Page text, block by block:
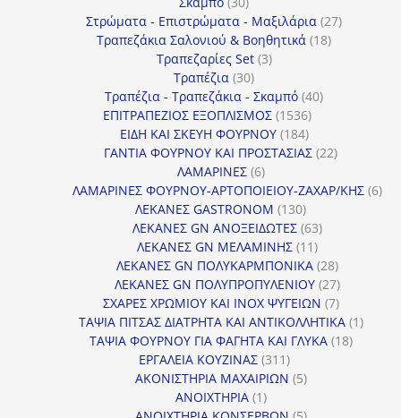
προϊόντα
Στρώματα - Επιστρώματα - Μαξιλάρια 2727
Τραπεζάκια Σαλονιού & Βοηθητικά 1818
Τραπεζαρίες Set 33
Τραπέζια 3030
προϊόντα
Τραπέζια - Τραπεζάκια - Σκαμπό 4040
ΕΠΙΤΡΑΠΕΖΙΟΣ ΕΞΟΠΛΙΣΜΟΣ 15361536
προϊόντα
ΕΙΔΗ ΚΑΙ ΣΚΕΥΗ ΦΟΥΡΝΟΥ 184184
προϊόντα
ΓΑΝΤΙΑ ΦΟΥΡΝΟΥ ΚΑΙ ΠΡΟΣΤΑΣΙΑΣ 2222
ΛΑΜΑΡΙΝΕΣ 66
προϊόντα
ΛΑΜΑΡΙΝΕΣ ΦΟΥΡΝΟΥ-ΑΡΤΟΠΟΙΕΙΟΥ-ΖΑΧΑΡ/ΚΗΣ 66
ΛΕΚΑΝΕΣ GASTRONOM 130130
προϊόντα
ΛΕΚΑΝΕΣ GN ΑΝΟΞΕΙΔΩΤΕΣ 6363
ΛΕΚΑΝΕΣ GN ΜΕΛΑΜΙΝΗΣ 1111
προϊόντα
ΛΕΚΑΝΕΣ GN ΠΟΛΥΚΑΡΜΠΟΝΙΚΑ 2828
προϊόντα
ΛΕΚΑΝΕΣ GN ΠΟΛΥΠΡΟΠΥΛΕΝΙΟΥ 2727
προϊόντα
ΣΧΑΡΕΣ ΧΡΩΜΙΟΥ ΚΑΙ INOX ΨΥΓΕΙΩΝ 77
προϊόντα
ΤΑΨΙΑ ΠΙΤΣΑΣ ΔΙΑΤΡΗΤΑ ΚΑΙ ΑΝΤΙΚΟΛΛΗΤΙΚΑ 11
ΤΑΨΙΑ ΦΟΥΡΝΟΥ ΓΙΑ ΦΑΓΗΤΑ ΚΑΙ ΓΛΥΚΑ 1818
ΕΡΓΑΛΕΙΑ ΚΟΥΖΙΝΑΣ 311311
προϊόντα
ΑΚΟΝΙΣΤΗΡΙΑ ΜΑΧΑΙΡΙΩΝ 55
ΑΝΟΙΧΤΗΡΙΑ 11